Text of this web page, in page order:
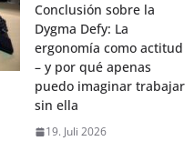
Conclusión sobre la
Dygma Defy: La
ergonomía como actitud
– y por qué apenas
puedo imaginar trabajar
sin ella
19. Juli 2026